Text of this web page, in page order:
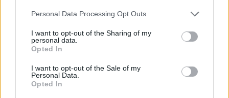
Please note that this website/app uses one or more Google
not limited to your visit or usage behaviour. You may click to
grant or deny consent to Google and its third-party tags to
use your data for below specified purposes in below Google
consent section.
Personal Data Processing Opt Outs
I want to opt-out of the Sharing of my
personal data.
Opted In
I want to opt-out of the Sale of my
Personal Data.
Opted In
Kőnig Frigyes kiemelte: a két intézménynek
számos alapfeladata, egyebek mellett a
kulturális örökség védelme és a vizuális
nevelés egybevág, éppen ezért az a céljuk,
hogy a múzeumban és az egyetemen
felhalmozott szellemi tőkét és tudást
kölcsönösen használhassák fel a jövőben.